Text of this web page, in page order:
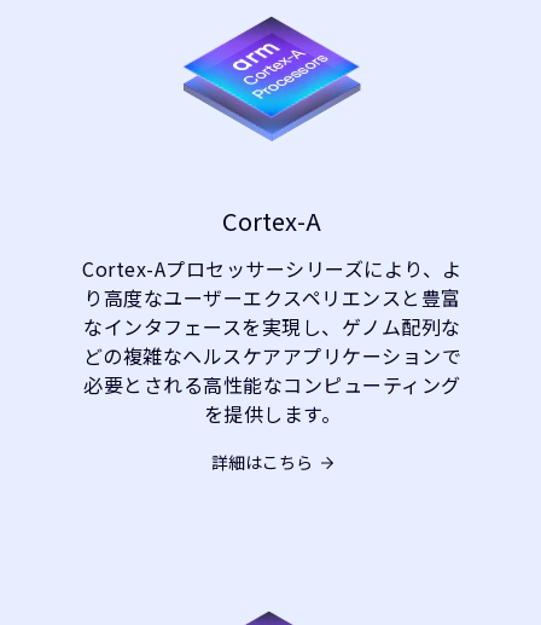
Cortex-A
Cortex-Aプロセッサーシリーズにより、よ
り高度なユーザーエクスペリエンスと豊富
なインタフェースを実現し、ゲノム配列な
どの複雑なヘルスケアアプリケーションで
必要とされる高性能なコンピューティング
を提供します。
詳細はこちら